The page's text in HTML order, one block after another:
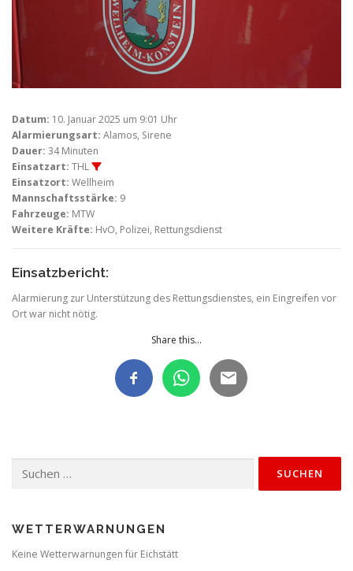
Datum: 10. Januar 2025 um 9:01 Uhr
Alarmierungsart: Alamos, Sirene
Dauer: 34 Minuten
Einsatzart: THL
Einsatzort: Wellheim
Mannschaftsstärke: 9
Fahrzeuge: MTW
Weitere Kräfte: HvO, Polizei, Rettungsdienst
Einsatzbericht:
Alarmierung zur Unterstützung des Rettungsdienstes, ein Eingreifen vor
Ort war nicht nötig.
Share this...
nach:
WETTERWARNUNGEN
Keine Wetterwarnungen für Eichstätt